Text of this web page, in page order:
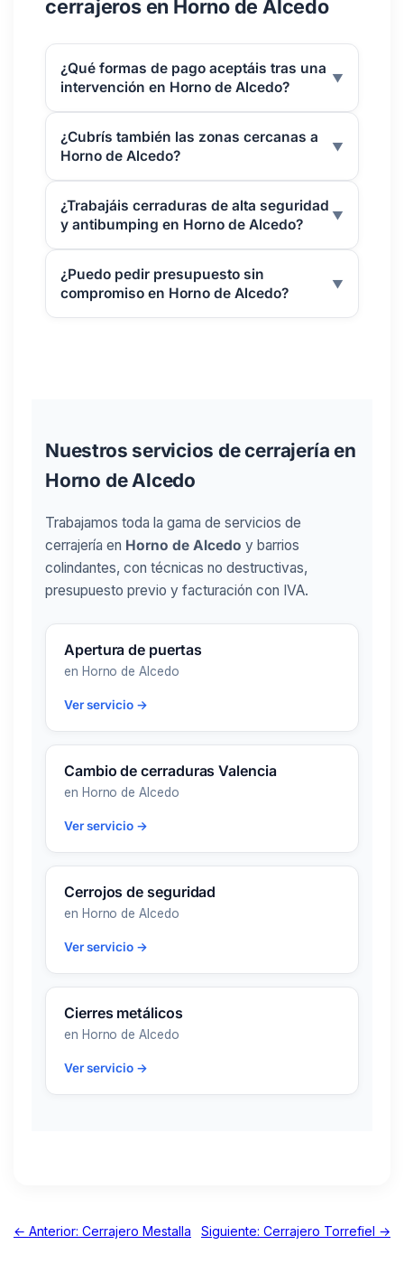
cerrajeros en Horno de Alcedo
¿Qué formas de pago aceptáis tras una
intervención en Horno de Alcedo?
▼
¿Cubrís también las zonas cercanas a
Horno de Alcedo?
▼
¿Trabajáis cerraduras de alta seguridad
y antibumping en Horno de Alcedo?
▼
¿Puedo pedir presupuesto sin
compromiso en Horno de Alcedo?
▼
Nuestros servicios de cerrajería en
Horno de Alcedo
Trabajamos toda la gama de servicios de
cerrajería en Horno de Alcedo y barrios
colindantes, con técnicas no destructivas,
presupuesto previo y facturación con IVA.
Apertura de puertas
en Horno de Alcedo
Ver servicio →
Cambio de cerraduras Valencia
en Horno de Alcedo
Ver servicio →
Cerrojos de seguridad
en Horno de Alcedo
Ver servicio →
Cierres metálicos
en Horno de Alcedo
Ver servicio →
← Anterior: Cerrajero Mestalla Siguiente: Cerrajero Torrefiel →